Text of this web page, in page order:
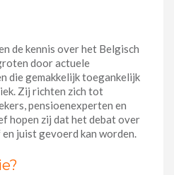
de kennis over het Belgisch
door actuele
die gemakkelijk toegankelijk
Zij richten zich tot
pensioenexperten en
hopen zij dat het debat over
juist gevoerd kan worden.